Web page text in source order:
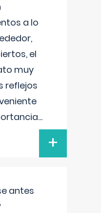
a lo
el
muy
reflejos
...
+
antes